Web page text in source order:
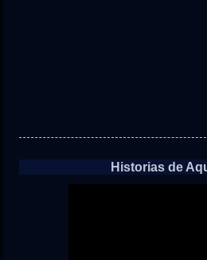
Historias de